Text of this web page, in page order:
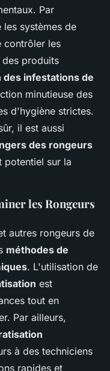
Par
systèmes de
contrôler les
produits
infestations de
minutieuse des
d'hygiène strictes.
il est aussi
des rongeurs
potentiel sur la
les Rongeurs
autres rongeurs de
méthodes de
. L'utilisation de
est
tout en
Par ailleurs,
à des techniciens
rapides et